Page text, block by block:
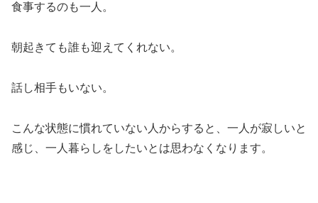
食事するのも一人。
朝起きても誰も迎えてくれない。
話し相手もいない。
こんな状態に慣れていない人からすると、一人が寂しいと
感じ、一人暮らしをしたいとは思わなくなります。